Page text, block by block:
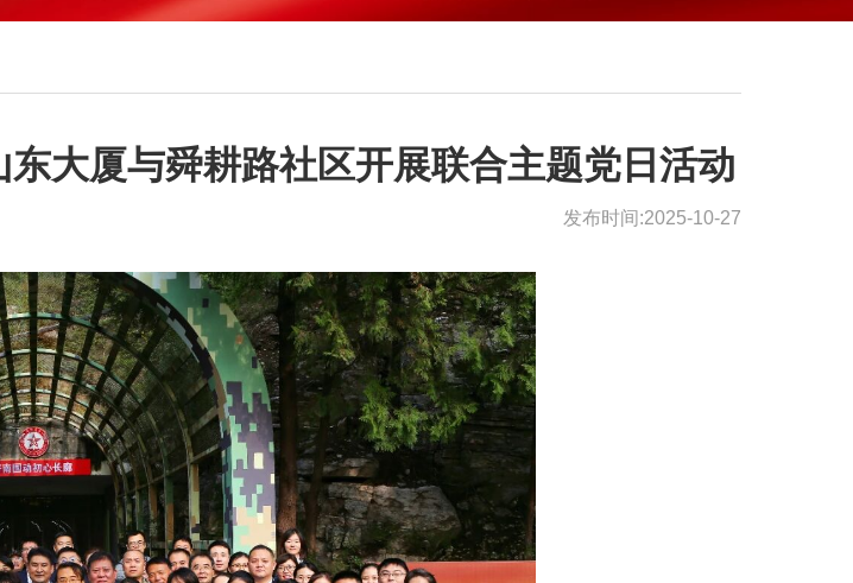
大厦与舜耕路社区开展联合主题党日活动
发布时间:2025-10-27